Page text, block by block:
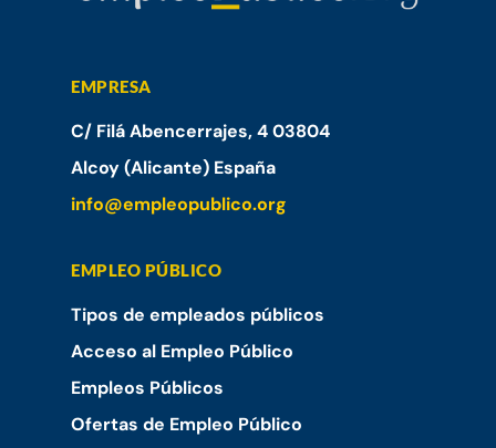
EMPRESA
C/ Filá Abencerrajes, 4 03804
Alcoy (Alicante) España
info@empleopublico.org
EMPLEO PÚBLICO
Tipos de empleados públicos
Acceso al Empleo Público
Empleos Públicos
Ofertas de Empleo Público